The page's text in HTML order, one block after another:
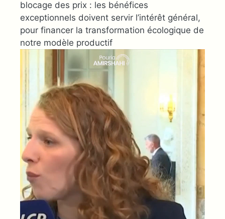
blocage des prix : les bénéfices
exceptionnels doivent servir l’intérêt général,
pour financer la transformation écologique de
notre modèle productif